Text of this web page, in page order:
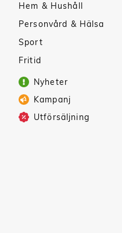
Hem & Hushåll
Personvård & Hälsa
Sport
Fritid
Nyheter
Kampanj
Utförsäljning